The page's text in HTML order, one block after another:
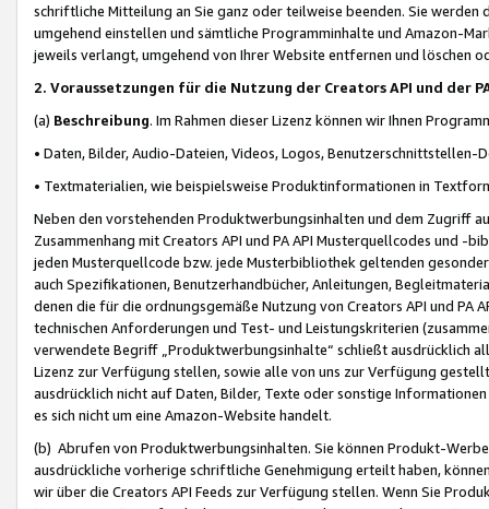
schriftliche Mitteilung an Sie ganz oder teilweise beenden. Sie werden
umgehend einstellen und sämtliche Programminhalte und Amazon-
jeweils verlangt, umgehend von Ihrer Website entfernen und löschen
2. Voraussetzungen für die Nutzung der Creators API und der
(a) Beschreibung. Im Rahmen dieser Lizenz können wir Ihnen
• Daten, Bilder, Audio-Dateien, Videos, Logos, Benutzerschnittstellen-
• Textmaterialien, wie beispielsweise Produktinformationen in
Neben den vorstehenden Produktwerbungsinhalten und dem Zugriff
Zusammenhang mit Creators API und PA API Musterquellcodes und
jeden Musterquellcode bzw. jede Musterbibliothek geltenden
auch Spezifikationen, Benutzerhandbücher, Anleitungen,
denen die für die ordnungsgemäße Nutzung von Creators API und PA
technischen Anforderungen und Test- und Leistungskriterien
verwendete Begriff „Produktwerbungsinhalte“ schließt ausdrücklich
Lizenz zur Verfügung stellen, sowie alle von uns zur Verfügung
ausdrücklich nicht auf Daten, Bilder, Texte oder sonstige
es sich nicht um eine Amazon-Website handelt.
(b) Abrufen von Produktwerbungsinhalten. Sie können Produkt-
ausdrückliche vorherige schriftliche Genehmigung erteilt haben,
wir über die Creators API Feeds zur Verfügung stellen. Wenn Sie